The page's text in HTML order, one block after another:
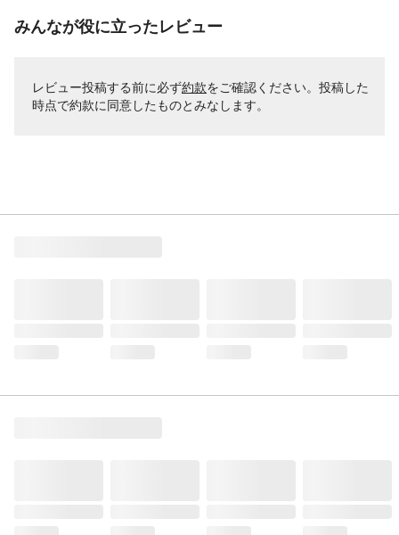
みんなが役に立ったレビュー
レビュー投稿する前に必ず約款をご確認ください。投稿した
時点で約款に同意したものとみなします。